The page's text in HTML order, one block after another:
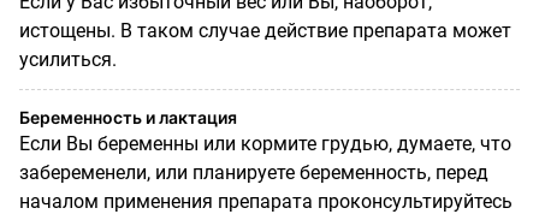
истощены. В таком случае действие препарата может
усилиться.
Беременность и лактация
Если Вы беременны или кормите грудью, думаете, что
забеременели, или планируете беременность, перед
началом применения препарата проконсультируйтесь